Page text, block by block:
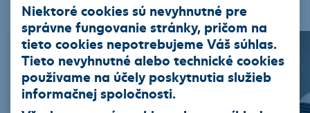
Nákladné vozidla Stroje
Niektoré cookies sú nevyhnutné pre
správne fungovanie stránky, pričom na
tieto cookies nepotrebujeme Váš súhlas.
Tieto nevyhnutné alebo technické cookies
používame na účely poskytnutia služieb
informačnej spoločnosti.